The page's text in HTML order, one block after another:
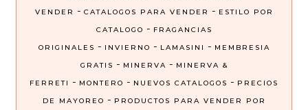
VENDER
- CATALOGOS PARA VENDER - ESTILO POR
CATALOGO - FRAGANCIAS
ORIGINALES - INVIERNO - LAMASINI - MEMBRESIA
GRATIS - MINERVA - MINERVA &
FERRETI
- MONTERO - NUEVOS CATALOGOS - PRECIOS
DE MAYOREO - PRODUCTOS PARA VENDER POR